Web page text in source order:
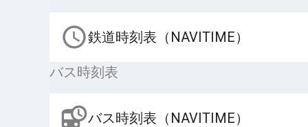
鉄道時刻表（NAVITIME）
バス時刻表
バス時刻表（NAVITIME）